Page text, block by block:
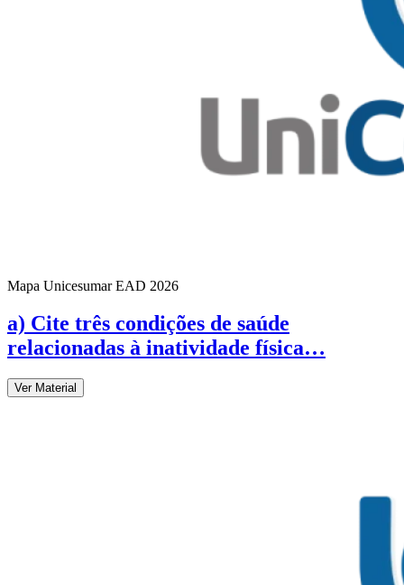
Mapa Unicesumar EAD 2026
a) Cite três condições de saúde
relacionadas à inatividade física…
Ver Material